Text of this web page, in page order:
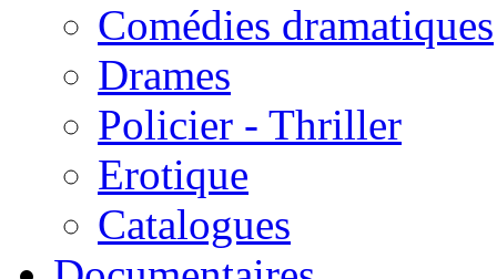
Comédies dramatiques
Drames
Policier - Thriller
Erotique
Catalogues